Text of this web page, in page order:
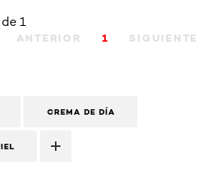
1
ANTERIOR 1 SIGUIENTE
CREMA DE DÍA